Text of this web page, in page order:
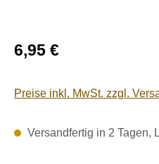
Regulärer Preis:
6,95 €
Preise inkl. MwSt. zzgl.
Versandfertig in 2 Tagen,